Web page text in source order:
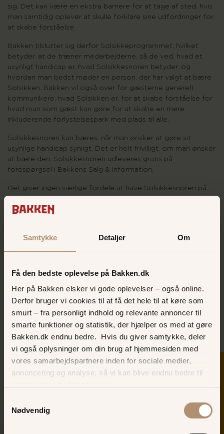
Samtykke Detaljer Om
Få den bedste oplevelse på Bakken.dk
Her på Bakken elsker vi gode oplevelser – også online.
Derfor bruger vi cookies til at få det hele til at køre som
smurt – fra personligt indhold og relevante annoncer til
smarte funktioner og statistik, der hjælper os med at gøre
Bakken.dk endnu bedre. Hvis du giver samtykke, deler
vi også oplysninger om din brug af hjemmesiden med
vores samarbejdspartnere inden for sociale medier,
annoncering og analyse, så vi kan blive endnu bedre til
Nødvendig
SKER I DAG
sig. Det kan være en ekstra barriere for at tage af sted, hvis
man samtidig oplever at skulle forklare sine udfordringer for
at skabe forståelse.
Bakken tilslutter sig derfor Solsikkeprogrammet, hvilket
betyder, at de træner medarbejderne, så de ved, hvad et
usynligt handicap er, hvad Solsikkesnoren betyder, og
hvordan man bedst møder en person, der har valgt at bære
Solsikken. Bakken vil også over for gæsterne generelt
kommunikere, hvad Solsikken er, for at skabe forståelse for
hvad man som gæst kan gøre for at skabe en mere
inkluderende forlystelsespark med plads til alle.
Solsikkesnoren kan bæres, når man ønsker at gøre sit
usynlige handicap synligt. Det er helt frivilligt, om man ønsker
at bære den. Solsikkesnoren udleveres gratis på
forespørgsel i Bakkens Salg & Information.
Det giver ingen særlige fordele at have Solsikkesnoren på.
tålmodighed eller hjælp.
ekstra tålmodighed, give tid eller hjælp, hvis man har valgt at
Solsikkeprogrammet”, siger Bakkens adm. direktør, Ole
Hos Videnscenter om Handicap er man begejstret:
”Det at Bakken går med i Solsikkeprogrammet betyder
meget for de familier, hvor en person har et usynligt
handicap. Den tryghed, det giver at kunne tage Solsikken på
og ikke behøve forklare sig, når man bliver stresset eller
måske har en anderledes adfærd end andre gæster
forventer, vil helt sikkert betyde, at flere vil vælge denne
Se mere om Solsikkeordningen her.